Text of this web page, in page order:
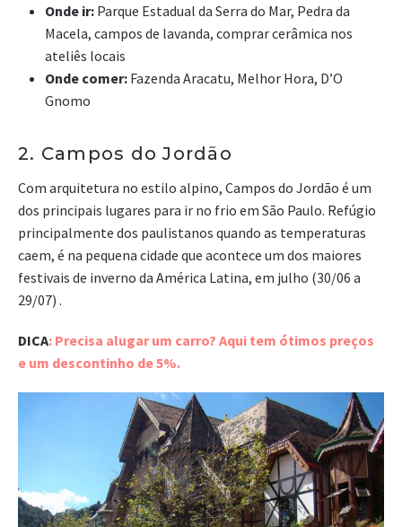
Onde ir: Parque Estadual da Serra do Mar, Pedra da
Macela, campos de lavanda, comprar cerâmica nos
ateliês locais
Onde comer: Fazenda Aracatu, Melhor Hora, D’O
Gnomo
2. Campos do Jordão
Com arquitetura no estilo alpino, Campos do Jordão é um
dos principais lugares para ir no frio em São Paulo. Refúgio
principalmente dos paulistanos quando as temperaturas
caem, é na pequena cidade que acontece um dos maiores
festivais de inverno da América Latina, em julho (30/06 a
29/07) .
DICA: Precisa alugar um carro? Aqui tem ótimos preços
e um descontinho de 5%.